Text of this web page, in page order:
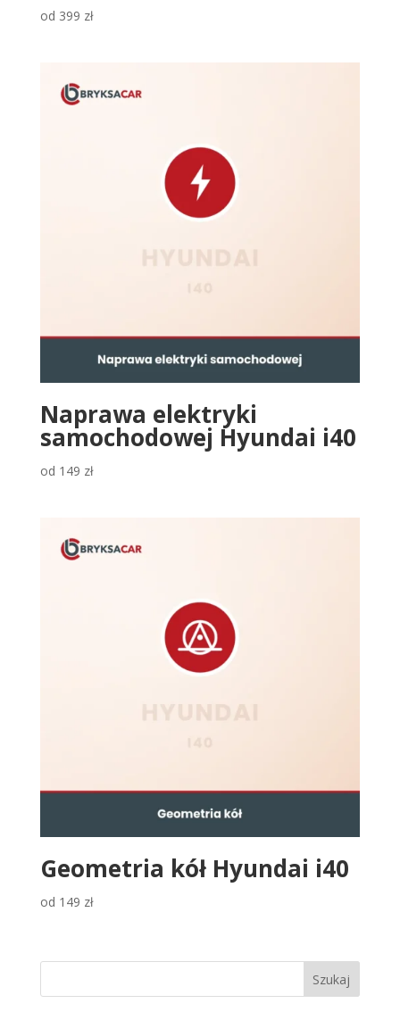
od 399 zł
Naprawa elektryki
samochodowej Hyundai i40
od 149 zł
Geometria kół Hyundai i40
od 149 zł